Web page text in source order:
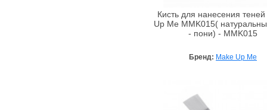
Кисть для нанесения
Up Me MMK015(
- пони) - MMK015
Бренд: Make Up Me